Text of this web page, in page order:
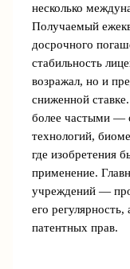
несколько
Получаемый
досрочного
стабильность
возражал, но и
сниженной
более частыми —
технологий,
где изобретения
применение.
учреждений —
его
патентных прав.